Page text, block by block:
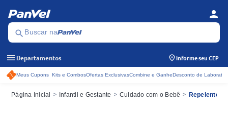
search Buscar na
person
menu Departamentos Informe seu CEP
Acessos rápidos do cabeçalho
Meus Cupons Kits e CombosOfertas ExclusivasCombine e GanheDesconto de
Página Inicial > Infantil e Gestante > Cuidado com o Bebê > Repelente